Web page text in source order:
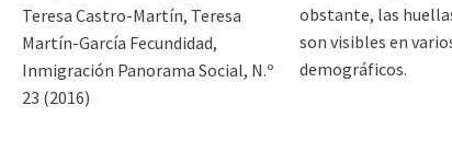
Teresa Castro-Martín, Teresa
Martín-García Fecundidad,
Inmigración Panorama Social, N.º
23 (2016)
obstante, las
son visibles en
demográficos.